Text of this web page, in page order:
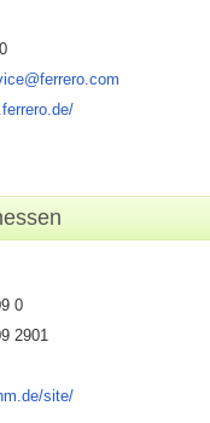
0
2901
site/